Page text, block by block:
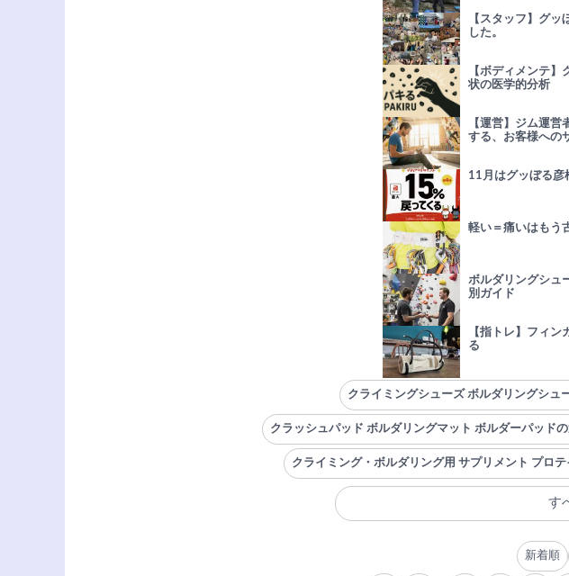
【スタッフ】グ
した。
【ボディメンテ
状の医学的分析
【運営】ジム運
する、お客様への
11月はグッぼる彦
軽い＝痛いはもう
ボルダリングシュ
別ガイド
【指トレ】フィ
る
クライミングシューズ ボルダリングシュ
クラッシュパッド ボルダリングマット ボルダーパッド
クライミング・ボルダリング用 サプリメント プロ
す
新着順